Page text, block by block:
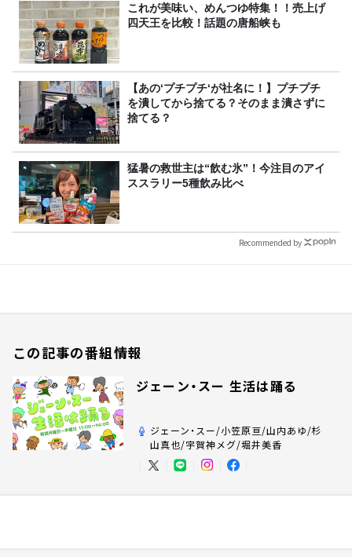
これが美味い、めんつゆ特集！！売上げ
四天王を比較！話題の唐船峡も
【あの‘プチプチ‘が社名に！】プチプチ
を潰してから捨てる？そのまま潰さずに
捨てる？
猛暑の救世主は“飲む氷”！今注目のアイ
ススラリー5種飲み比べ
Recommended by
この記事の番組情報
ジェーン・スー 生活は踊る
ジェーン・スー/小笠原亘/山内あゆ/杉
山真也/宇賀神メグ/堀井美香